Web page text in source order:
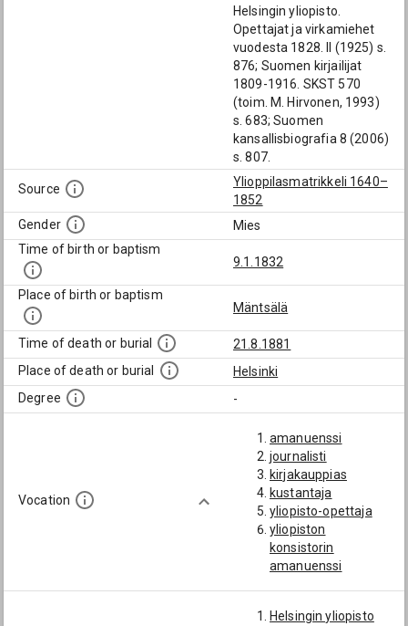
Helsingin yliopisto.
Opettajat ja virkamiehet
vuodesta 1828. II (1925) s.
876; Suomen kirjailijat
1809-1916. SKST 570
(toim. M. Hirvonen, 1993)
s. 683; Suomen
kansallisbiografia 8 (2006)
s. 807.
Source
Ylioppilasmatrikkeli 1640–
1852
Gender
Mies
Time of birth or baptism
9.1.1832
Place of birth or baptism
Mäntsälä
Time of death or burial
21.8.1881
Place of death or burial
Helsinki
Degree
-
Vocation
amanuenssi
journalisti
kirjakauppias
kustantaja
yliopisto-opettaja
yliopiston
konsistorin
amanuenssi
Helsingin yliopisto